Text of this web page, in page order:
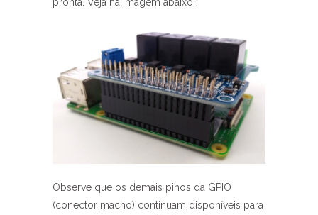
Observe que os demais pinos da GPIO
(conector macho) continuam disponíveis para